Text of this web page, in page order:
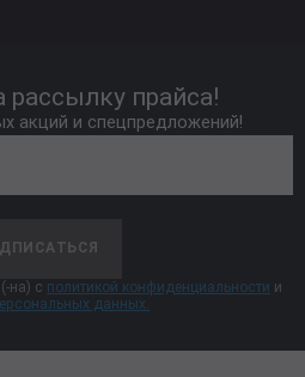
рассылку прайса!
акций и спецпредложений!
на) с политикой конфиденциальности и
данных.